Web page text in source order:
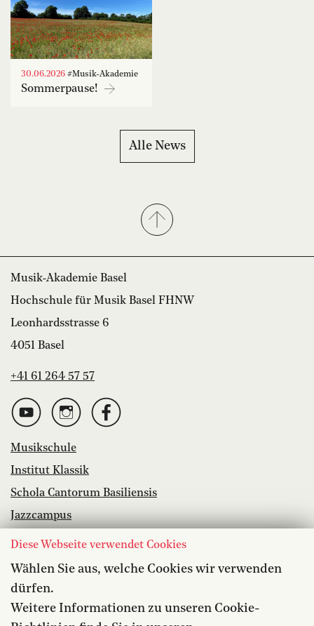
30.06.2026 #Musik-Akademie
Sommerpause!
Alle News
Musik-Akademie Basel
Hochschule für Musik Basel FHNW
Leonhardsstrasse 6
4051 Basel
+41 61 264 57 57
Musikschule
Institut Klassik
Schola Cantorum Basiliensis
Jazzcampus
Bibliothek
Offene Stellen
Barrierefreiheit
Datenschutz
Diese Webseite verwendet Cookies
Wählen Sie aus, welche Cookies wir verwenden
dürfen.
Weitere Informationen zu unseren Cookie-